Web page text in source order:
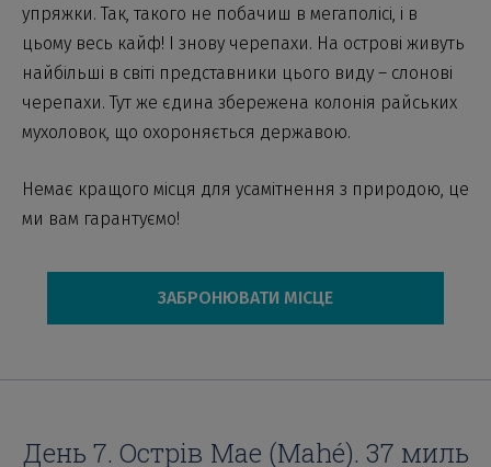
упряжки. Так, такого не побачиш в мегаполісі, і в
цьому весь кайф! І знову черепахи. На острові живуть
найбільші в світі представники цього виду – слонові
черепахи. Тут же єдина збережена колонія райських
мухоловок, що охороняється державою.
Немає кращого місця для усамітнення з природою, це
ми вам гарантуємо!
ЗАБРОНЮВАТИ МІСЦЕ
День 7. Oстрів Мае (Mahé). 37 миль